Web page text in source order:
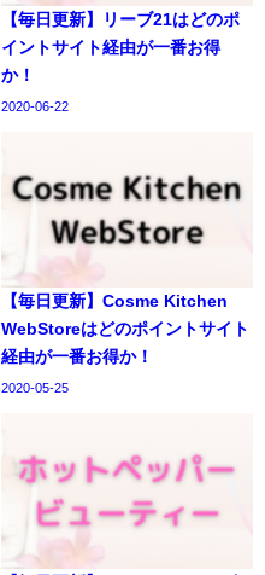
【毎日更新】リーブ21はどのポ
イントサイト経由が一番お得
か！
2020-06-22
【毎日更新】Cosme Kitchen
WebStoreはどのポイントサイト
経由が一番お得か！
2020-05-25